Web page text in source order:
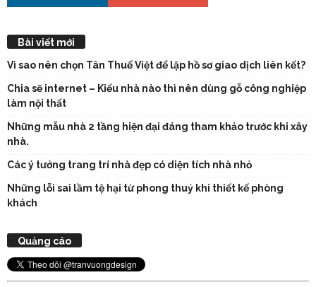
Bài viết mới
Vì sao nên chọn Tân Thuế Việt để lập hồ sơ giao dịch liên kết?
Chia sẽ internet – Kiểu nhà nào thì nên dùng gỗ công nghiệp
làm nội thất
Những mẫu nhà 2 tầng hiện đại đáng tham khảo trước khi xây
nhà.
Các ý tưởng trang trí nhà đẹp có diện tích nhà nhỏ
Những lỗi sai lầm tệ hại từ phong thuỷ khi thiết kế phòng
khách
Quảng cáo